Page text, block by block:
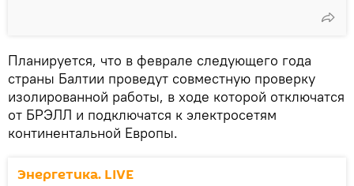
Планируется, что в феврале следующего года
страны Балтии проведут совместную проверку
изолированной работы, в ходе которой отключатся
от БРЭЛЛ и подключатся к электросетям
континентальной Европы.
Энергетика. LIVE